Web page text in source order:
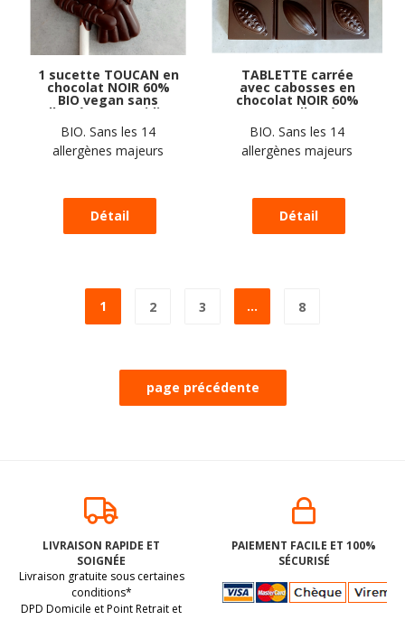
1 sucette TOUCAN en
chocolat NOIR 60%
BIO vegan sans
allergènes Exquidia :
19 grammes
BIO. Sans les 14
allergènes majeurs
TABLETTE carrée
avec cabosses en
chocolat NOIR 60%
BIO sans allergènes
Exquidia : 92g
BIO. Sans les 14
allergènes majeurs
1 2 3 ... 8
LIVRAISON RAPIDE ET
SOIGNÉE
Livraison gratuite sous certaines
conditions*
DPD Domicile et Point Retrait et
PAIEMENT FACILE ET 100%
SÉCURISÉ